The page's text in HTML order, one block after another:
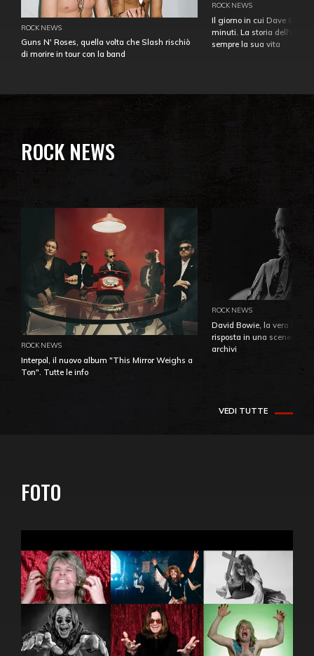
ROCK NEWS
Guns N' Roses, quella volta che Slash rischiò
di morire in tour con la band
ROCK NEWS
Il giorno in cui Dave
minuti. La storia
sempre la sua vita
ROCK NEWS
ROCK NEWS
Interpol, il nuovo album "This Mirror Weighs a
Ton". Tutte le info
ROCK NEWS
David Bowie, la vera
risposta in una
archivi
VEDI TUTTE
FOTO